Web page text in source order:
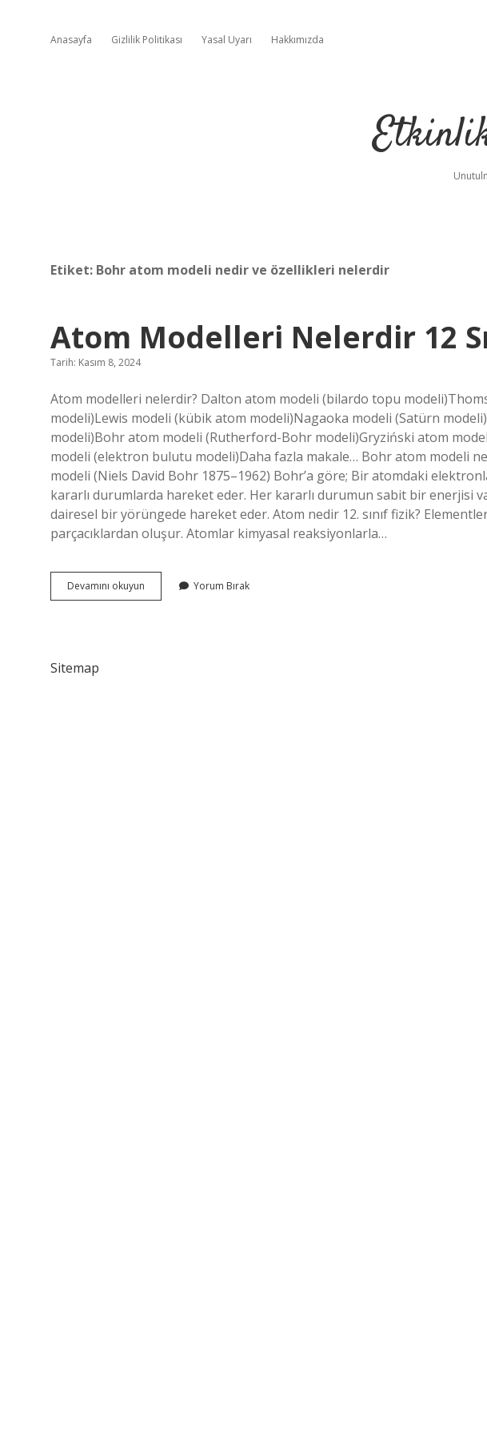
Anasayfa Gizlilik Politikası Yasal Uyarı Hakkımızda
Etiket: Bohr atom modeli nedir ve özellikleri nelerdir
Atom Modelleri Nelerdir 12
Tarih: Kasım 8, 2024
Atom modelleri nelerdir? Dalton atom modeli (bilardo topu
modeli)Lewis modeli (kübik atom modeli)Nagaoka modeli (Satürn
modeli)Bohr atom modeli (Rutherford-Bohr modeli)Gryziński atom
modeli (elektron bulutu modeli)Daha fazla makale… Bohr atom modeli
modeli (Niels David Bohr 1875–1962) Bohr’a göre; Bir atomdaki
kararlı durumlarda hareket eder. Her kararlı durumun sabit bir enerjisi
dairesel bir yörüngede hareket eder. Atom nedir 12. sınıf fizik?
parçacıklardan oluşur. Atomlar kimyasal reaksiyonlarla…
Devamını okuyun
Modelleri
Yorum Bırak
Sitemap